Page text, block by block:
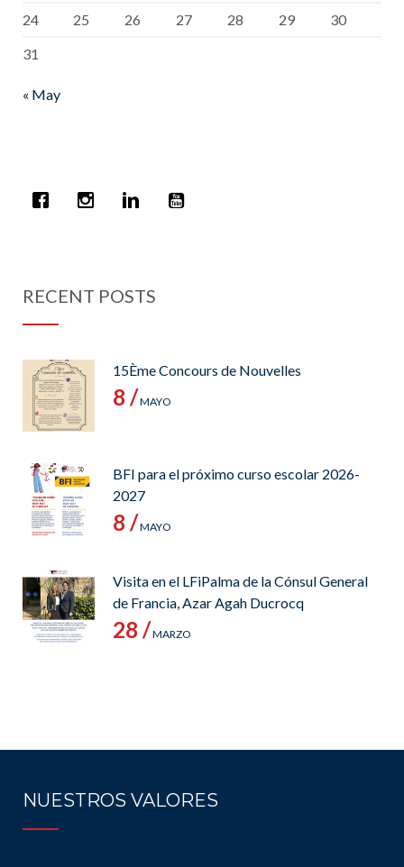
24 25 26 27 28 29
30
31
« May
RECENT POSTS
15Ème Concours de Nouvelles
8 /MAYO
BFI para el próximo curso escolar 2026-
2027
8 /MAYO
Visita en el LFiPalma de la Cónsul General
de Francia, Azar Agah Ducrocq
28 /MARZO
NUESTROS VALORES